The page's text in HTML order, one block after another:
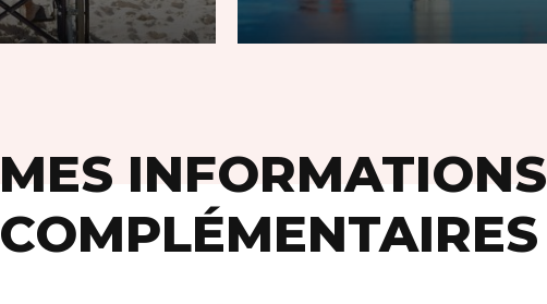
MES INFORMATIONS
COMPLÉMENTAIRES